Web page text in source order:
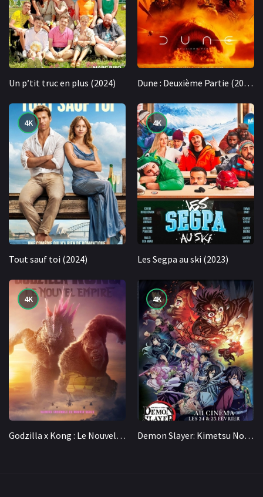
Un p’tit truc en plus (2024) Dune : Deuxième Partie (2024)
4K
Tout sauf toi (2024)
4K
Les Segpa au ski (2023)
4K
Godzilla x Kong : Le Nouvel Empire (2024)
4K
Demon Slayer: Kimetsu No Yaiba – En route vers l'entraînement des piliers (2024)